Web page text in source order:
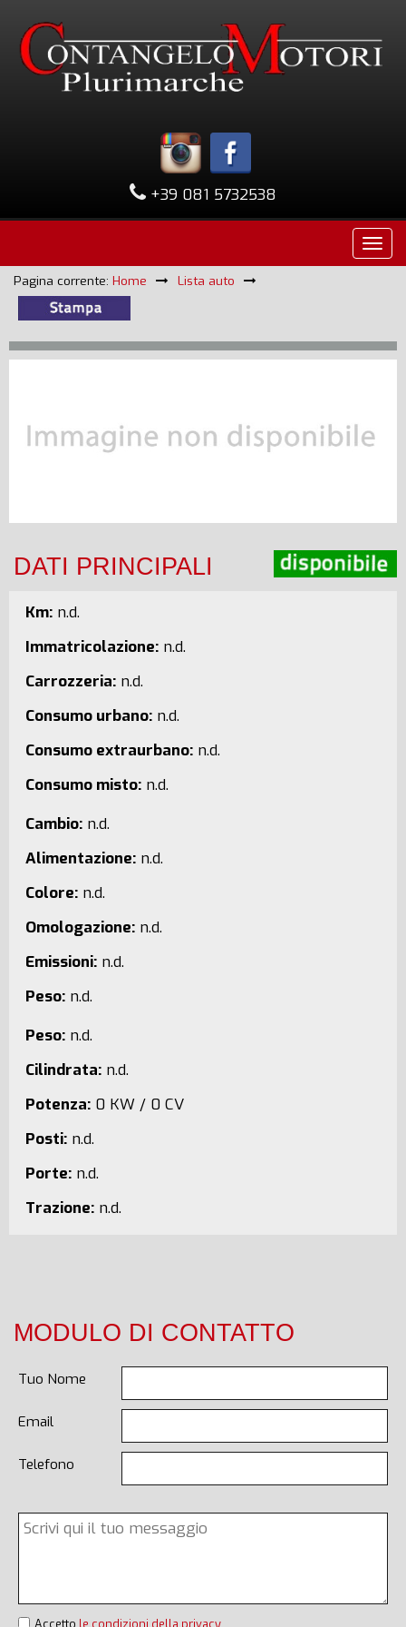
+39 081 5732538
Pagina corrente: Home Lista auto
DATI PRINCIPALI
Km: n.d.
Immatricolazione: n.d.
Carrozzeria: n.d.
Consumo urbano: n.d.
Consumo extraurbano: n.d.
Consumo misto: n.d.
Cambio: n.d.
Alimentazione: n.d.
Colore: n.d.
Omologazione: n.d.
Emissioni: n.d.
Peso: n.d.
Peso: n.d.
Cilindrata: n.d.
Potenza: 0 KW / 0 CV
Posti: n.d.
Porte: n.d.
Trazione: n.d.
MODULO DI CONTATTO
Tuo Nome
Email
Telefono
Accetto le condizioni della privacy